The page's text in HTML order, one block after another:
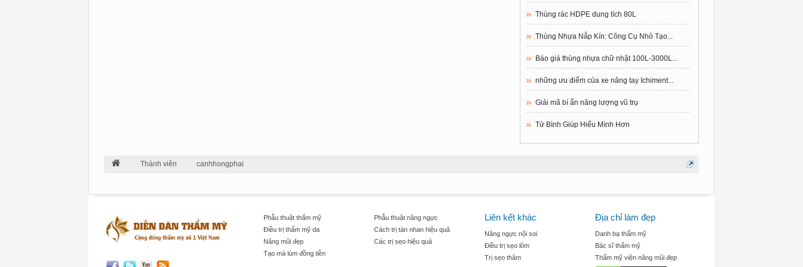
Thùng rác HDPE dung tích 80L
Thùng Nhựa Nắp Kín: Công Cụ Nhỏ Tạo...
Báo giá thùng nhựa chữ nhật 100L-3000L...
những ưu điểm của xe nâng tay Ichiment...
Giải mã bí ẩn năng lượng vũ trụ
Tử Bình Giúp Hiểu Mình Hơn
Thành viên canhhongphai
Phẫu thuật thẩm mỹ
Điều trị thẩm mỹ da
Nâng mũi đẹp
Tạo mà lúm đồng tiền
Phẫu thuật nâng ngực
Cách trị tàn nhan hiệu quả
Các trị sẹo hiệu quả
Liên kết khác
Nâng ngực nội soi
Điều trị sẹo lõm
Trị sẹo thâm
Địa chỉ làm đẹp
Danh bạ thẩm mỹ
Bác sĩ thẩm mỹ
Thẩm mỹ viện nâng mũi đẹp